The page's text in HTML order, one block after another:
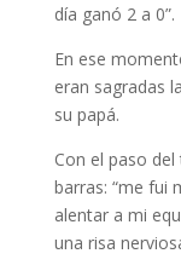
día ganó 2 a 0”.
En ese
eran sagradas
su papá.
Con el paso
barras: “me fui
alentar a mi
una risa